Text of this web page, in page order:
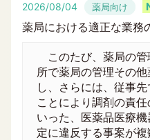
2026/08/04 薬局向け
薬局における適正な業務
このたび、薬局の管
所で薬局の管理その
し、さらには、従事
ことにより調剤の責
いった、医薬品医療
定に違反する事案が複